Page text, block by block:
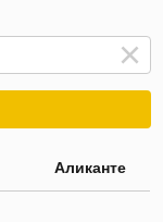
Аликанте